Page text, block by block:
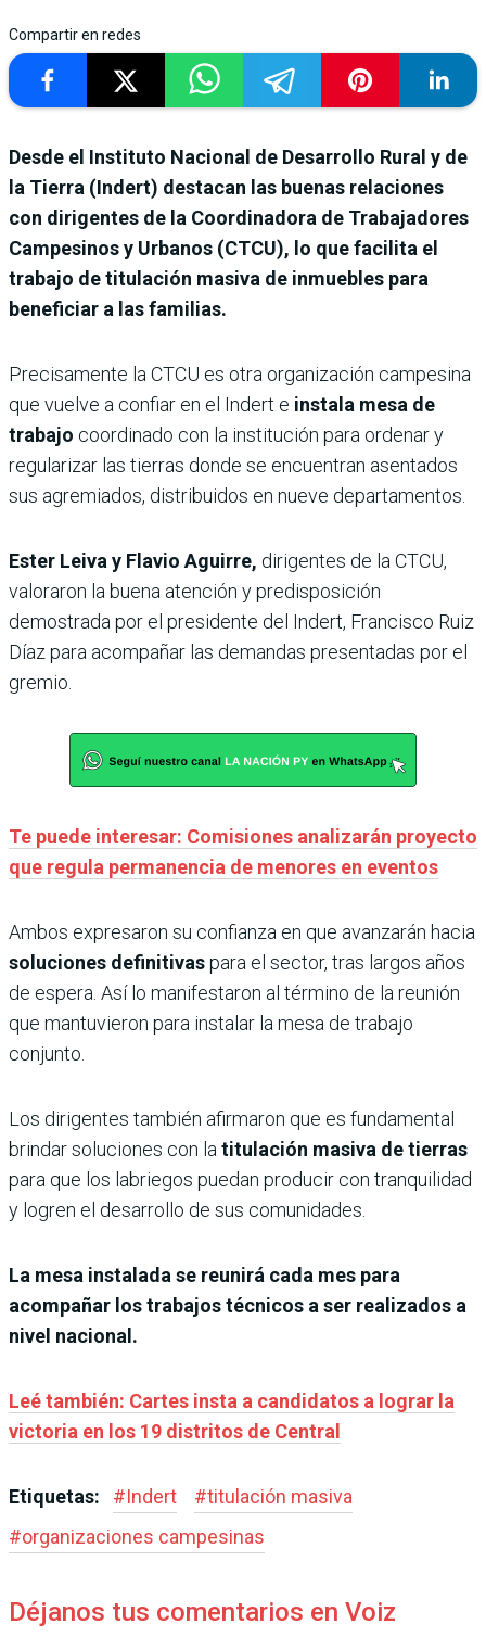
Compartir en redes
Desde el Instituto Nacional de Desarrollo Rural y de
la Tierra (Indert) destacan las buenas relaciones
con dirigentes de la Coordinadora de Trabajadores
Campesinos y Urbanos (CTCU), lo que facilita el
trabajo de titulación masiva de inmuebles para
beneficiar a las familias.
Precisamente la CTCU es otra organización campesina
que vuelve a confiar en el Indert e instala mesa de
trabajo coordinado con la institución para ordenar y
regularizar las tierras donde se encuentran asentados
sus agremiados, distribuidos en nueve departamentos.
Ester Leiva y Flavio Aguirre, dirigentes de la CTCU,
valoraron la buena atención y predisposición
demostrada por el presidente del Indert, Francisco Ruiz
Díaz para acompañar las demandas presentadas por el
gremio.
Te puede interesar: Comisiones analizarán proyecto
que regula permanencia de menores en eventos
Ambos expresaron su confianza en que avanzarán hacia
soluciones definitivaspara el sector, tras largos años
de espera. Así lo manifestaron al término de la reunión
que mantuvieron para instalar la mesa de trabajo
conjunto.
Los dirigentes también afirmaron que es fundamental
brindar soluciones con latitulación masiva de tierras
para que los labriegos puedan producir con tranquilidad
y logren el desarrollo de sus comunidades.
La mesa instalada se reunirá cada mes para
acompañar los trabajos técnicos a ser realizados a
nivel nacional.
Leé también: Cartes insta a candidatos a lograr la
victoria en los 19 distritos de Central
Etiquetas: #Indert #titulación masiva
#organizaciones campesinas
Déjanos tus comentarios en Voiz